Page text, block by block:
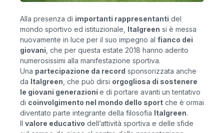
Alla presenza di importanti rappresentanti del
mondo sportivo ed istituzionale, Italgreen si è messa
nuovamente in luce per il suo impegno al fianco dei
giovani , che per questa estate 2018 hanno aderito
numerosissimi alla manifestazione sportiva.
Una partecipazione da record sponsorizzata anche
da Italgreen , che può dirsi orgogliosa di sostenere
le giovani generazioni e di portare avanti un tentativo
di coinvolgimento nel mondo dello sport che è ormai
diventato parte integrante della filosofia Italgreen.
Il valore educativo dell’attività sportiva e delle sfide